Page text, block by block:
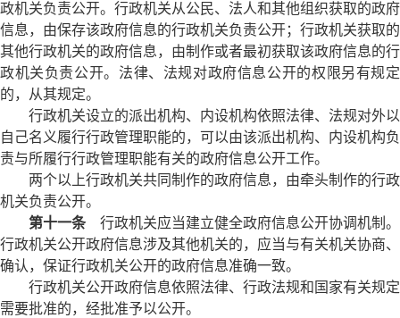
政机关负责公开。行政机关从公民、法人和其他组织获取的政府
信息，由保存该政府信息的行政机关负责公开；行政机关获取的
其他行政机关的政府信息，由制作或者最初获取该政府信息的行
政机关负责公开。法律、法规对政府信息公开的权限另有规定
的，从其规定。
行政机关设立的派出机构、内设机构依照法律、法规对外以
自己名义履行行政管理职能的，可以由该派出机构、内设机构负
责与所履行行政管理职能有关的政府信息公开工作。
两个以上行政机关共同制作的政府信息，由牵头制作的行政
机关负责公开。
第十一条行政机关应当建立健全政府信息公开协调机制。
行政机关公开政府信息涉及其他机关的，应当与有关机关协商、
确认，保证行政机关公开的政府信息准确一致。
行政机关公开政府信息依照法律、行政法规和国家有关规定
需要批准的，经批准予以公开。